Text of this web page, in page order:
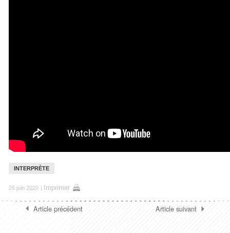
INTERPRÈTE
26 juin 2020 | Imprimer
Article précédent Article suivant